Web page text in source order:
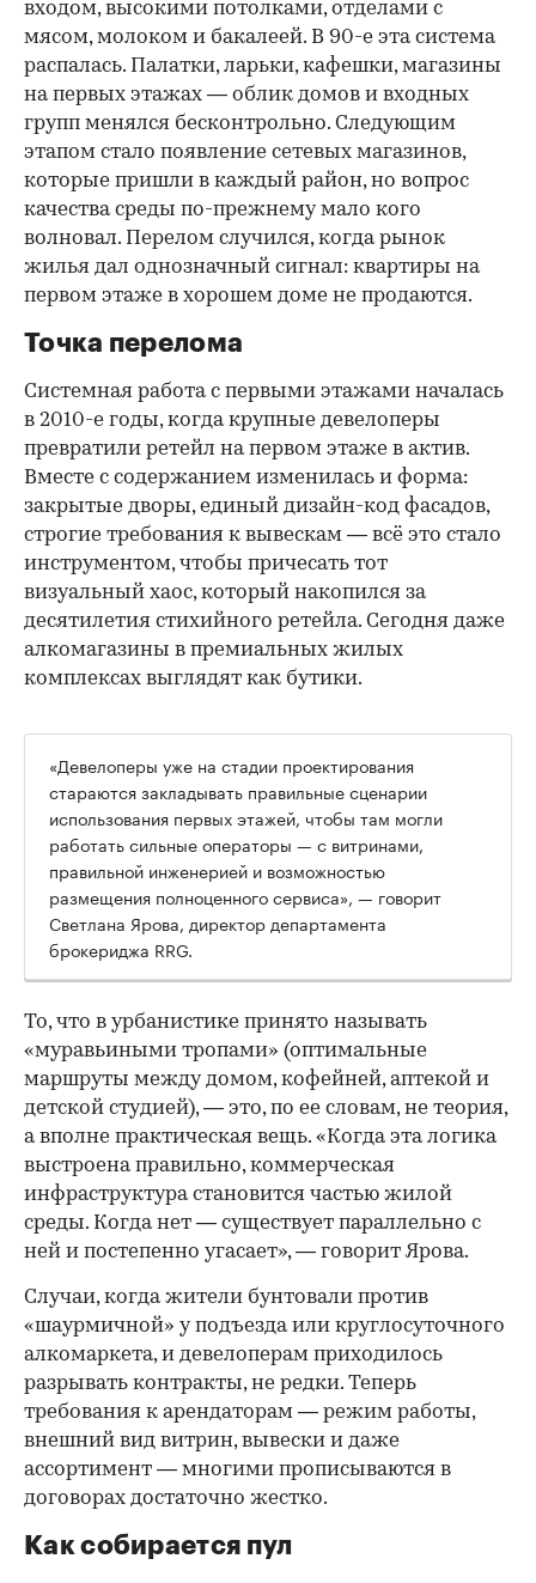
входом, высокими потолками, отделами с
мясом, молоком и бакалеей. В 90-е эта система
распалась. Палатки, ларьки, кафешки, магазины
на первых этажах — облик домов и входных
групп менялся бесконтрольно. Следующим
этапом стало появление сетевых магазинов,
которые пришли в каждый район, но вопрос
качества среды по-прежнему мало кого
волновал. Перелом случился, когда рынок
жилья дал однозначный сигнал: квартиры на
первом этаже в хорошем доме не продаются.
Точка перелома
Системная работа с первыми этажами началась
в 2010-е годы, когда крупные девелоперы
превратили ретейл на первом этаже в актив.
Вместе с содержанием изменилась и форма:
закрытые дворы, единый дизайн-код фасадов,
строгие требования к вывескам — всё это стало
инструментом, чтобы причесать тот
визуальный хаос, который накопился за
десятилетия стихийного ретейла. Сегодня даже
алкомагазины в премиальных жилых
комплексах выглядят как бутики.
00:00
«Девелоперы уже на стадии проектирования
стараются закладывать правильные сценарии
использования первых этажей, чтобы там могли
работать сильные операторы — с витринами,
правильной инженерией и возможностью
размещения полноценного сервиса», — говорит
Светлана Ярова, директор департамента
брокериджа RRG.
То, что в урбанистике принято называть
«муравьиными тропами» (оптимальные
маршруты между домом, кофейней, аптекой и
детской студией), — это, по ее словам, не теория,
а вполне практическая вещь. «Когда эта логика
выстроена правильно, коммерческая
инфраструктура становится частью жилой
среды. Когда нет — существует параллельно с
ней и постепенно угасает», — говорит Ярова.
Случаи, когда жители бунтовали против
«шаурмичной» у подъезда или круглосуточного
алкомаркета, и девелоперам приходилось
разрывать контракты, не редки. Теперь
требования к арендаторам — режим работы,
внешний вид витрин, вывески и даже
ассортимент — многими прописываются в
договорах достаточно жестко.
Как собирается пул